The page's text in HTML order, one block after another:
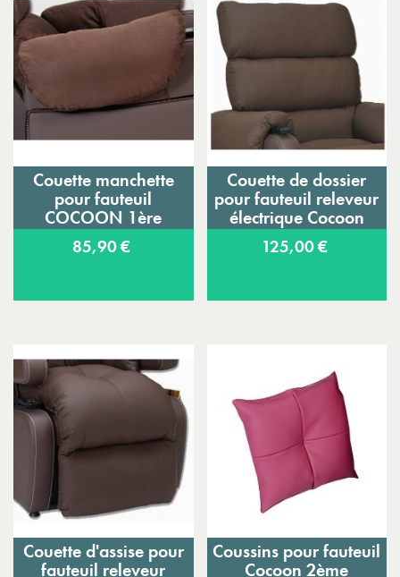
Couette manchette
pour fauteuil
COCOON 1ère
génération
85,90 €
Couette de dossier
pour fauteuil releveur
électrique Cocoon
125,00 €
Couette d'assise pour
fauteuil releveur
Coussins pour fauteuil
Cocoon 2ème